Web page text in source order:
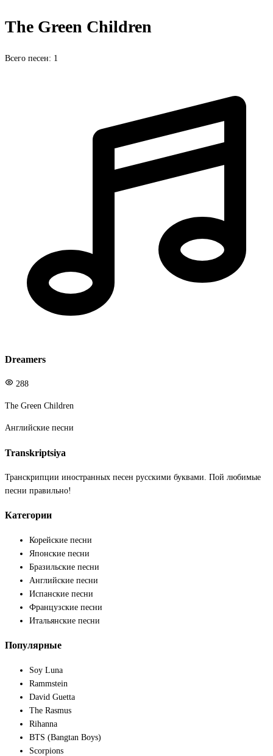
The Green Children
Всего песен: 1
Dreamers
288
The Green Children
Английские песни
Transkriptsiya
Транскрипции иностранных песен русскими буквами. Пой любимые
песни правильно!
Категории
Корейские песни
Японские песни
Бразильские песни
Английские песни
Испанские песни
Французские песни
Итальянские песни
Популярные
Soy Luna
Rammstein
David Guetta
The Rasmus
Rihanna
BTS (Bangtan Boys)
Scorpions